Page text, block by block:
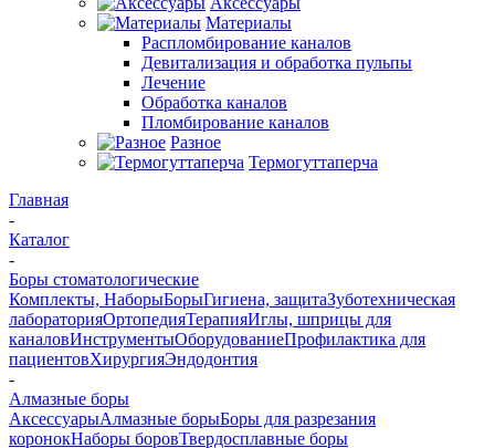
Материалы
Распломбирование каналов
Девитализация и обработка пульпы
Лечение
Обработка каналов
Пломбирование каналов
Разное
Термогуттаперча
Главная
-
Каталог
-
Боры стоматологические
Комплекты, НаборыБорыГигиена, защитаЗуботехническая
лабораторияОртопедияТерапияИглы, шприцы для
каналовИнструментыОборудованиеПрофилактика для
пациентовХирургияЭндодонтия
-
Алмазные боры
АксессуарыАлмазные борыБоры для разрезания
коронокНаборы боровТвердосплавные боры